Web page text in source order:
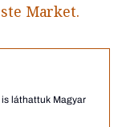
Market.
láthattuk Magyar